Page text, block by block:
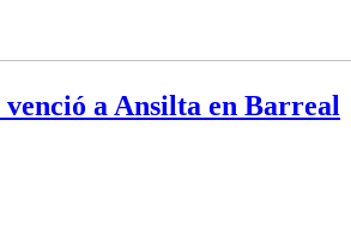
a Ansilta en Barreal